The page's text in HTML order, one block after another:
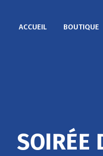
ACCUEIL BOUTIQUE
SOIRÉE